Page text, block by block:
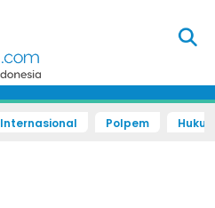
Internasional Polpem